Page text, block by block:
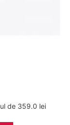
de 359.0 lei